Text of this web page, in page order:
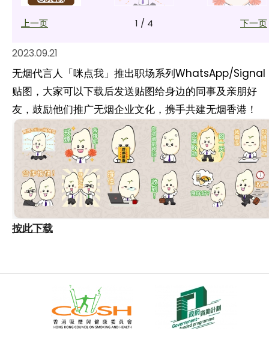
上一页 1 / 4 下一页
2023.09.21
无烟代言人「咪点我」推出职场系列WhatsApp/Signal
贴图，大家可以下载后发送贴图给身边的同事及亲朋好
友，鼓励他们推广无烟企业文化，携手共建无烟香港！
按此下载